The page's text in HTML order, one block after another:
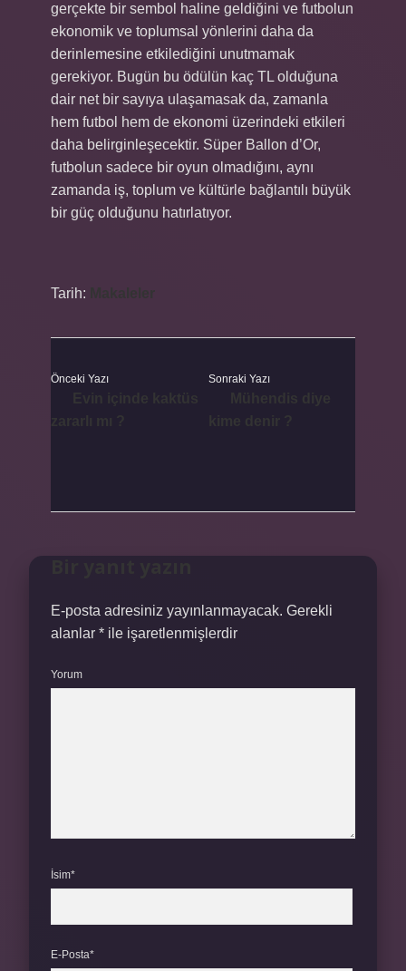
gerçekte bir sembol haline geldiğini ve futbolun
ekonomik ve toplumsal yönlerini daha da
derinlemesine etkilediğini unutmamak
gerekiyor. Bugün bu ödülün kaç TL olduğuna
dair net bir sayıya ulaşamasak da, zamanla
hem futbol hem de ekonomi üzerindeki etkileri
daha belirginleşecektir. Süper Ballon d’Or,
futbolun sadece bir oyun olmadığını, aynı
zamanda iş, toplum ve kültürle bağlantılı büyük
bir güç olduğunu hatırlatıyor.
Tarih:
Önceki Yazı Sonraki Yazı
E-posta adresiniz yayınlanmayacak. Gerekli
alanlar * ile işaretlenmişlerdir
Yorum
İsim*
E-Posta*